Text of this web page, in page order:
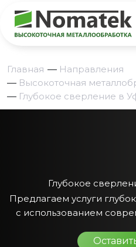
Главная — Направления
— Высокоточная
— Глубокое сверление в
Глубокое
Предлагаем услуги
с использованием